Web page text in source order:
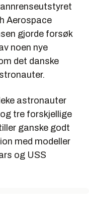
Aerospace
gjorde forsøk
noen nye
det danske
astronauter
tre forskjellige
ganske godt
med modeller
og USS